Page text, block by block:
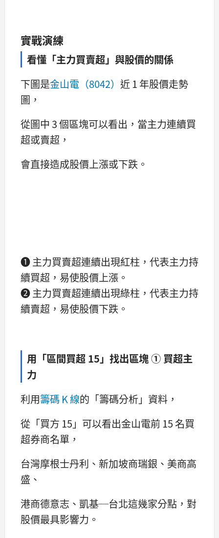
實戰演練
看懂「主力買賣超」與股價的關係
下圖是金山電（8042） 近 1 年股價走勢
圖，
從圖中 3 個區塊可以看出，當主力連續買
超或賣超，
會直接造成股價上漲或下跌。
➊ 主力買賣超連續出現紅柱，代表主力持
續買超，易使股價上漲。
➋ 主力買賣超連續出現綠柱，代表主力持
續賣超，易使股價下跌。
用「區間買超 15」找出區塊 ① 買超主
力
利用籌碼 K 線的「籌碼分析」資料，
從「買方 15」可以看出金山電前 15 名買
超券商名單，
台灣摩根士丹利、新加坡商瑞銀、美商高
盛、
港商德意志、凱基─台北這幾家分點，對
股價最具影響力。